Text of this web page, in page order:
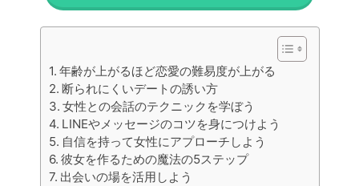
年齢が上がるほど恋愛の難易度が上がる
断られにくいデートの誘い方
女性との会話のテクニックを学ぼう
LINEやメッセージのコツを身につけよう
自信を持って女性にアプローチしよう
彼女を作るための魔法の5ステップ
出会いの場を活用しよう